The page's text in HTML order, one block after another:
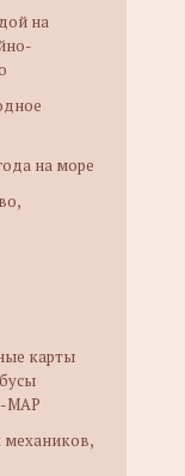
на
на море
карты
MAP
механиков,